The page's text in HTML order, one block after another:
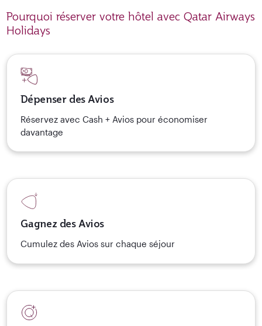
Pourquoi réserver votre hôtel avec Qatar Airways
Holidays
Dépenser des Avios
Réservez avec Cash + Avios pour économiser
davantage
Gagnez des Avios
Cumulez des Avios sur chaque séjour